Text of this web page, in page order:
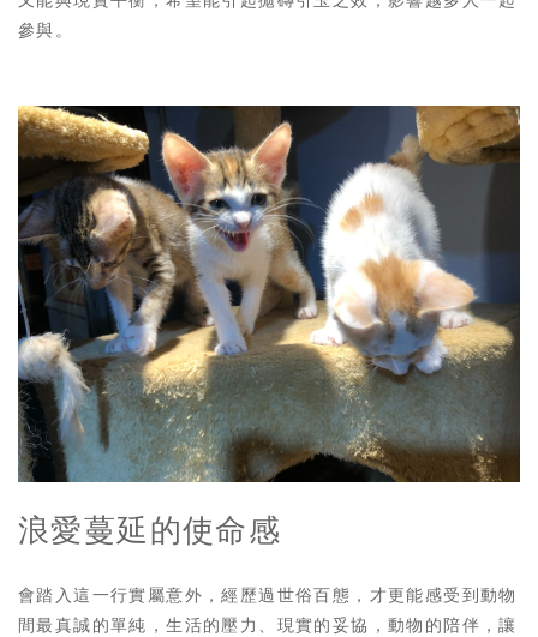
參與。
浪愛蔓延的使命感
會踏入這一行實屬意外，經歷過世俗百態，才更能感受到動物
間最真誠的單純，生活的壓力、現實的妥協，動物的陪伴，讓